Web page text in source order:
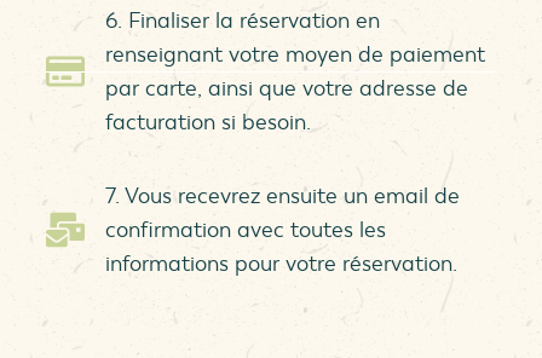
6. Finaliser la réservation en
renseignant votre moyen de paiement
par carte, ainsi que votre adresse de
facturation si besoin.
7. Vous recevrez ensuite un email de
confirmation avec toutes les
informations pour votre réservation.